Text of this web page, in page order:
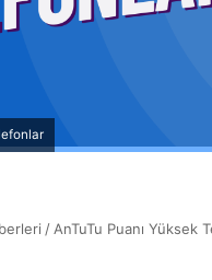
/ AnTuTu Puanı Yüksek